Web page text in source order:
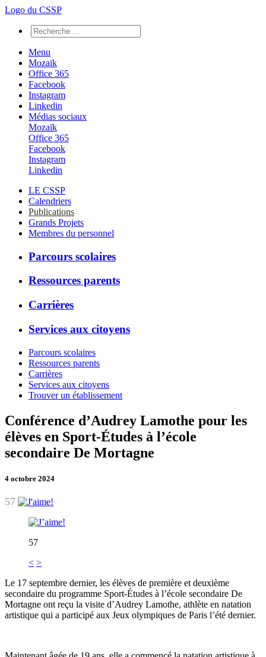
Logo du CSSP
Menu
Mozaïk
Office 365
Facebook
Instagram
Linkedin
Médias sociaux
Mozaïk
Office 365
Facebook
Instagram
Linkedin
LE CSSP
Calendriers
Publications
Grands Projets
Membres du personnel
Parcours scolaires
Ressources parents
Carrières
Services aux citoyens
Parcours scolaires
Ressources parents
Carrières
Services aux citoyens
Trouver un établissement
Conférence d’Audrey Lamothe pour les
élèves en Sport-Études à l’école
secondaire De Mortagne
4 octobre 2024
57
57
< >
Le 17 septembre dernier, les élèves de première et deuxième
secondaire du programme Sport-Études à l’école secondaire De
Mortagne ont reçu la visite d’Audrey Lamothe, athlète en natation
artistique qui a participé aux Jeux olympiques de Paris l’été dernier.